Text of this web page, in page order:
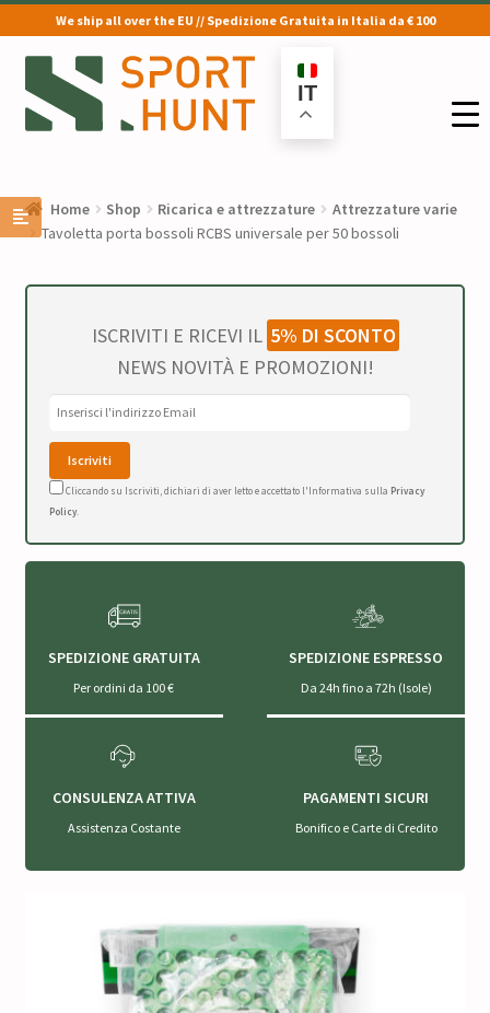
We ship all over the EU // Spedizione Gratuita in Italia da € 100
Vai
alla
navigazione
Vai
al
contenuto
IT
Home Shop Ricarica e attrezzature
Attrezzature varie
Tavoletta porta bossoli RCBS universale per 50 bossoli
ISCRIVITI E RICEVI IL 5% DI SCONTO
NEWS NOVITÀ E PROMOZIONI!
Cliccando su Iscriviti, dichiari di aver letto e accettato l'Informativa sulla Privacy
Policy.
SPEDIZIONE GRATUITA
Per ordini da 100 €
SPEDIZIONE ESPRESSO
Da 24h fino a 72h (Isole)
CONSULENZA ATTIVA
Assistenza Costante
PAGAMENTI SICURI
Bonifico e Carte di Credito